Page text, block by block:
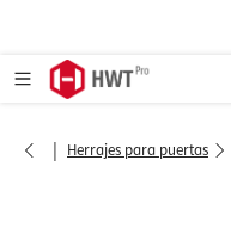
| Herrajes para puertas